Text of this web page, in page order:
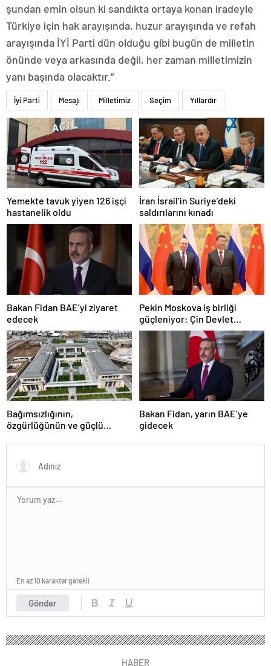
şundan emin olsun ki sandıkta ortaya konan iradeyle
Türkiye için hak arayışında, huzur arayışında ve refah
arayışında İYİ Parti dün olduğu gibi bugün de milletin
önünde veya arkasında değil, her zaman milletimizin
yanı başında olacaktır.”
İyi Parti Mesajı Milletimiz Seçim Yıllardır
Yemekte tavuk yiyen 126 işçi
hastanelik oldu
İran İsrail’in Suriye’deki
saldırılarını kınadı
Bakan Fidan BAE’yi ziyaret
edecek
Pekin Moskova iş birliği
güçleniyor: Çin Devlet
Başkanı Zafer Günü için
Rusya’da olacak
Bağımsızlığının,
özgürlüğünün ve güçlü
Türkiye’den Yavru Vatan’a dev
eserler…
Bakan Fidan, yarın BAE’ye
gidecek
Gönder
En az 10 karakter gerekli
HABER